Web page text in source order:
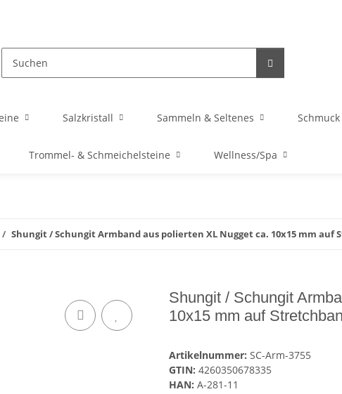
Salzkristall Sammeln & Seltenes Schmuck
Trommel- & Schmeichelsteine Wellness/Spa
Shungit / Schungit Armband aus polierten XL Nugget ca. 10x15 mm auf
Shungit / Schungit
10x15 mm auf
Artikelnummer: SC-Arm-3755
GTIN: 4260350678335
HAN: A-281-11